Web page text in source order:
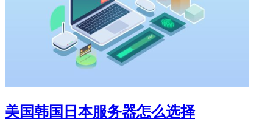
美国韩国日本服务器怎么选择